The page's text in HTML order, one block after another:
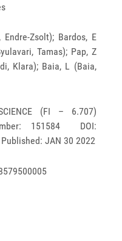
Zsolt); Bardos, E
Tamas); Pap, Z
Klara); Baia, L (Baia,
(FI – 6.707)
151584 DOI:
JAN 30 2022